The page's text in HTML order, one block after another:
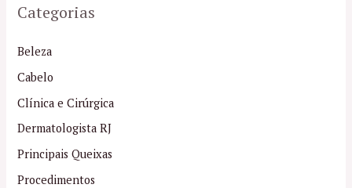
Categorias
Beleza
Cabelo
Clínica e Cirúrgica
Dermatologista RJ
Principais Queixas
Procedimentos